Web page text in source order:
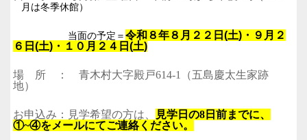
月は冬季休館）
当面の予定＝令和８年８月２２日(土)・９月２
６日(土)・１０月２４日(土)
場 所 ： 青木村大字殿戸614-1
（五島慶太生家跡
地）
お申込み：見学希望の方は、
見学日の8日前までに、
①~④をメールにてご連絡ください。